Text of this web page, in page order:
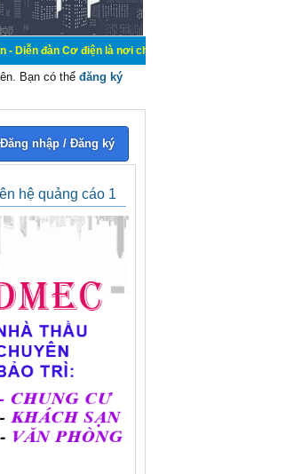
điện là nơi chia sẽ kiến thức kinh nghiệm trong lãnh
Bạn có thể đăng ký
Đăng nhập / Đăng ký
hệ quảng cáo 1